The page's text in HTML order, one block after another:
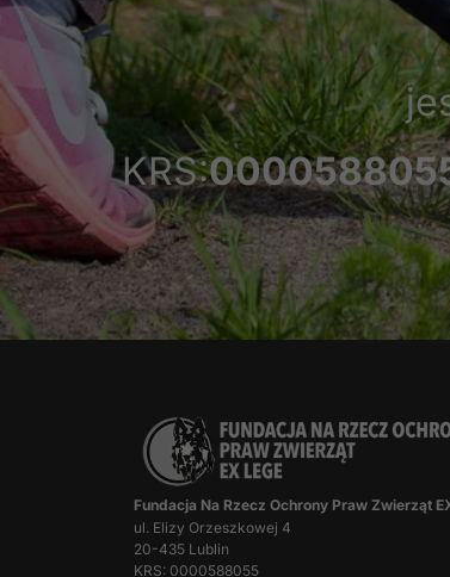
KRS:
Fundacja Na Rzecz Ochrony Praw Zwierząt
ul. Elizy Orzeszkowej 4
20-435 Lublin
KRS: 0000588055